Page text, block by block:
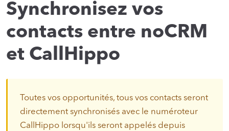
Synchronisez vos
contacts entre noCRM
et CallHippo
Toutes vos opportunités, tous vos contacts seront
directement synchronisés avec le numéroteur
CallHippo lorsqu'ils seront appelés depuis